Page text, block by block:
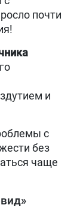
почти
и
с
без
чаще